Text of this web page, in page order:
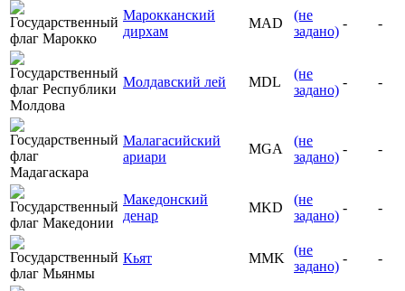
Марокканский
дирхам
MAD
(не
задано)
- -
Молдавский лей MDL
(не
задано)
- -
Малагасийский
ариари
MGA
(не
задано)
- -
Македонский
денар
MKD
(не
задано)
- -
Кьят MMK
(не
задано)
- -